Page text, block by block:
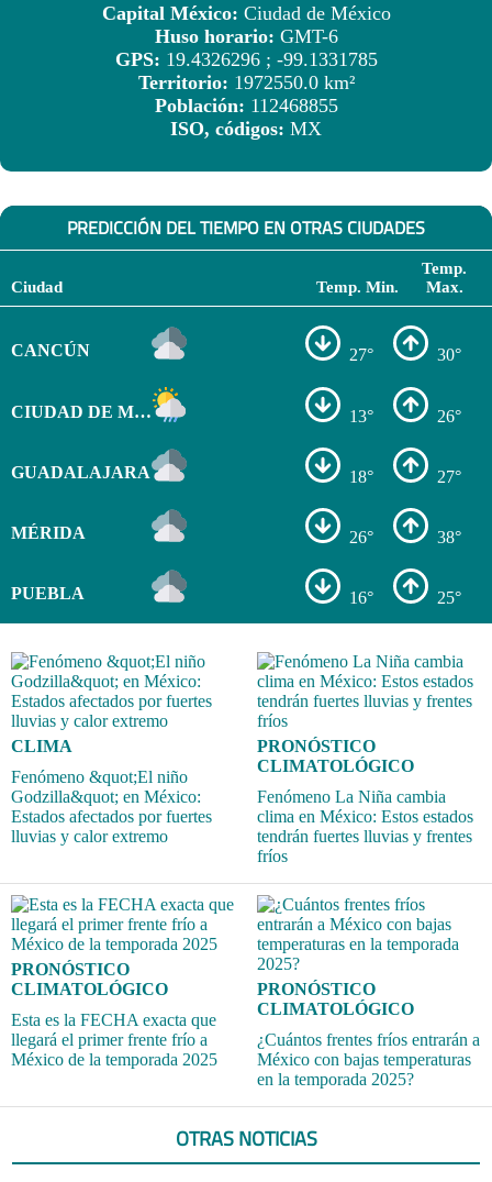
Capital México: Ciudad de México
Huso horario: GMT-6
GPS: 19.4326296 ; -99.1331785
Territorio: 1972550.0 km²
Población: 112468855
ISO, códigos: MX
PREDICCIÓN DEL TIEMPO EN OTRAS CIUDADES
Ciudad Temp. Min.
Temp.
Max.
CANCÚN 27° 30°
CIUDAD DE MÉXICO 13° 26°
GUADALAJARA 18° 27°
MÉRIDA 26° 38°
PUEBLA 16° 25°
CLIMA
Fenómeno &quot;El niño
Godzilla&quot; en México:
Estados afectados por fuertes
lluvias y calor extremo
PRONÓSTICO
CLIMATOLÓGICO
Fenómeno La Niña cambia
clima en México: Estos estados
tendrán fuertes lluvias y frentes
fríos
PRONÓSTICO
CLIMATOLÓGICO
Esta es la FECHA exacta que
llegará el primer frente frío a
México de la temporada 2025
PRONÓSTICO
CLIMATOLÓGICO
¿Cuántos frentes fríos entrarán a
México con bajas temperaturas
en la temporada 2025?
OTRAS NOTICIAS